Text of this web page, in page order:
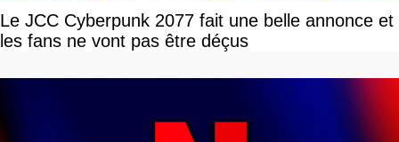
Le JCC Cyberpunk 2077 fait une belle annonce et
les fans ne vont pas être déçus